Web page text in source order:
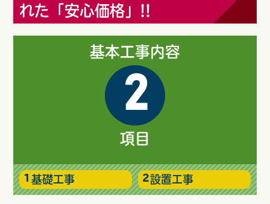
れた「安心価格」!!
基本工事内容
2
項目
基礎工事 設置工事